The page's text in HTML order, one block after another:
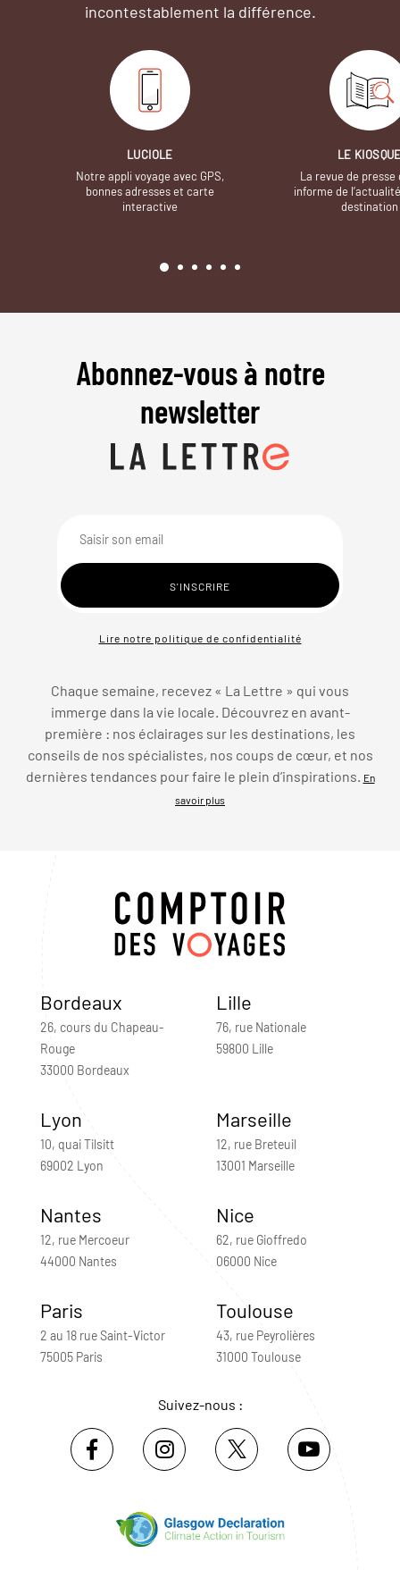
incontestablement la différence.
LUCIOLE
Notre appli voyage avec GPS,
bonnes adresses et carte
interactive
LE
La revue de presse
informe de
destination
Abonnez-vous à notre
newsletter
Lire notre politique de confidentialité
Chaque semaine, recevez « La Lettre » qui vous
immerge dans la vie locale. Découvrez en avant-
première : nos éclairages sur les destinations, les
conseils de nos spécialistes, nos coups de cœur, et nos
dernières tendances pour faire le plein d’inspirations.
En
savoir plus
Bordeaux
26, cours du Chapeau-
Rouge
33000 Bordeaux
Lille
76, rue Nationale
59800 Lille
Lyon
10, quai Tilsitt
69002 Lyon
Marseille
12, rue Breteuil
13001 Marseille
Nantes
12, rue Mercoeur
44000 Nantes
Nice
62, rue Gioffredo
06000 Nice
Paris
2 au 18 rue Saint-Victor
75005 Paris
Toulouse
43, rue Peyrolières
31000 Toulouse
Suivez-nous :